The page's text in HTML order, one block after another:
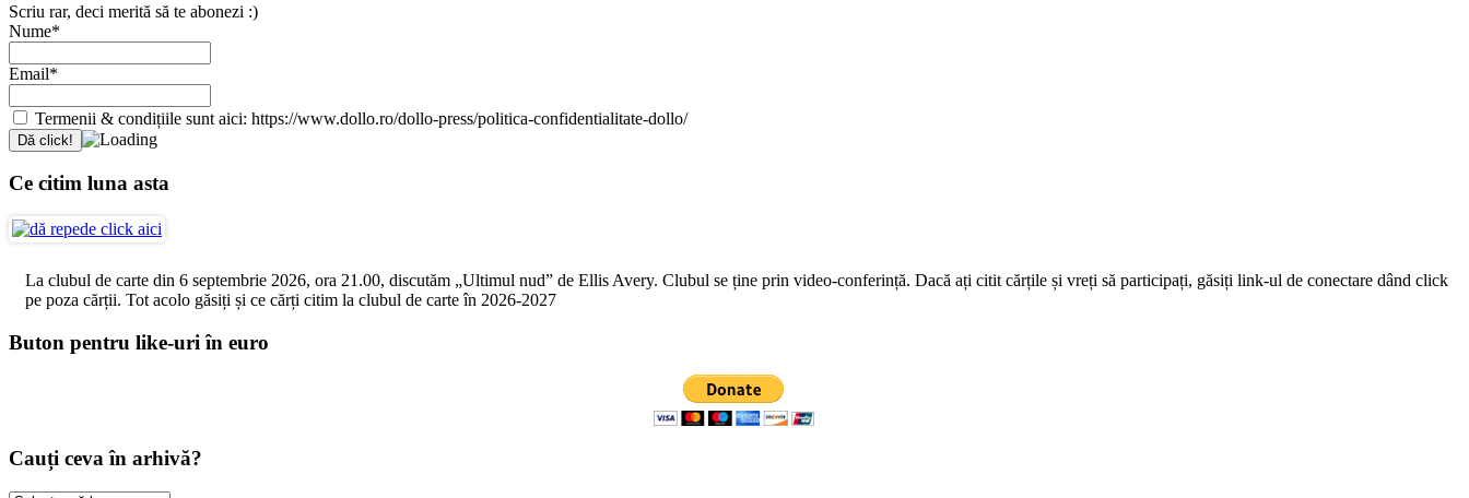
Scriu rar, deci merită să te abonezi :)
Nume*
Email*
Termenii & condițiile sunt aici: https://www.dollo.ro/dollo-press/politica-confidentialitate-dollo/
Ce citim luna asta
La clubul de carte din 6 septembrie 2026, ora 21.00, discutăm „Ultimul nud” de Ellis Avery. Clubul se ține prin video-conferință. Dacă ați citit cărțile și vreți să participați, găsiți link-ul de conectare dând click
pe poza cărții. Tot acolo găsiți și ce cărți citim la clubul de carte în 2026-2027
Buton pentru like-uri în euro
Cauți ceva în arhivă?